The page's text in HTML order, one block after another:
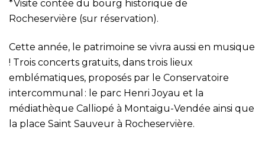
*Visite contée du bourg historique de
Rocheservière (sur réservation).
Cette année, le patrimoine se vivra aussi en musique
! Trois concerts gratuits, dans trois lieux
emblématiques, proposés par le Conservatoire
intercommunal : le parc Henri Joyau et la
médiathèque Calliopé à Montaigu-Vendée ainsi que
la place Saint Sauveur à Rocheservière.